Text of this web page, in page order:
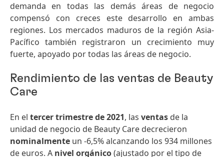
demanda en todas las demás áreas de negocio
compensó con creces este desarrollo en ambas
regiones. Los mercados maduros de la región Asia-
Pacífico también registraron un crecimiento muy
fuerte, apoyado por todas las áreas de negocio.
Rendimiento de las ventas de Beauty
Care
En el tercer trimestre de 2021, las ventas de la
unidad de negocio de Beauty Care decrecieron
nominalmente un -6,5% alcanzando los 934 millones
de euros. A nivel orgánico(ajustado por el tipo de